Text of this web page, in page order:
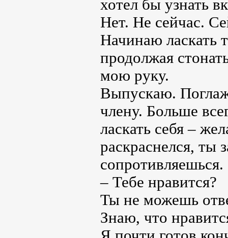
хотел бы узнать
Нет. Не сейчас.
Начинаю ласкать
продолжая
мою руку.
Выпускаю.
члену. Больше
ласкать себя –
раскраснелся, ты
сопротивляешься.
– Тебе нравится?
Ты не можешь
Знаю, что